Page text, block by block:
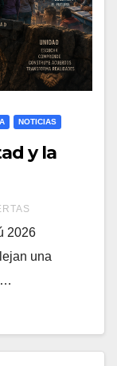
NOTICIAS
y la
2026
una